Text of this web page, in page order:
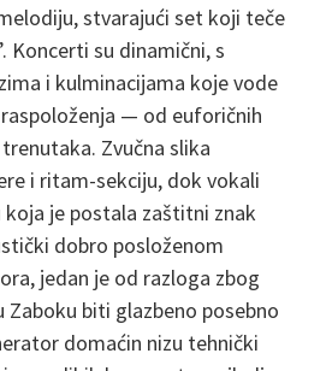
stvarajući set koji teče
Koncerti su dinamični, s
i kulminacijama koje vode
— od euforičnih
Zvučna slika
i ritam-sekciju, dok vokali
je postala zaštitni znak
dobro posloženom
jedan je od razloga zbog
Zaboku biti glazbeno posebno
domaćin nizu tehnički